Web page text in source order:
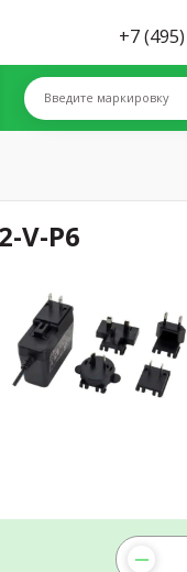
+7
Введите маркировку
V-P6